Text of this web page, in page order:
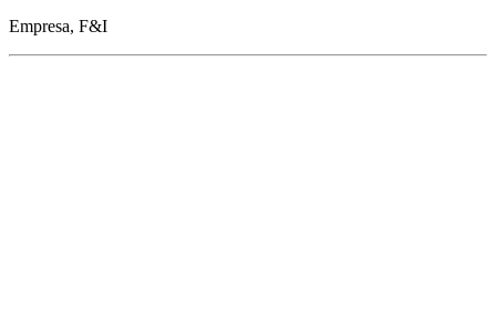
Empresa, F&I